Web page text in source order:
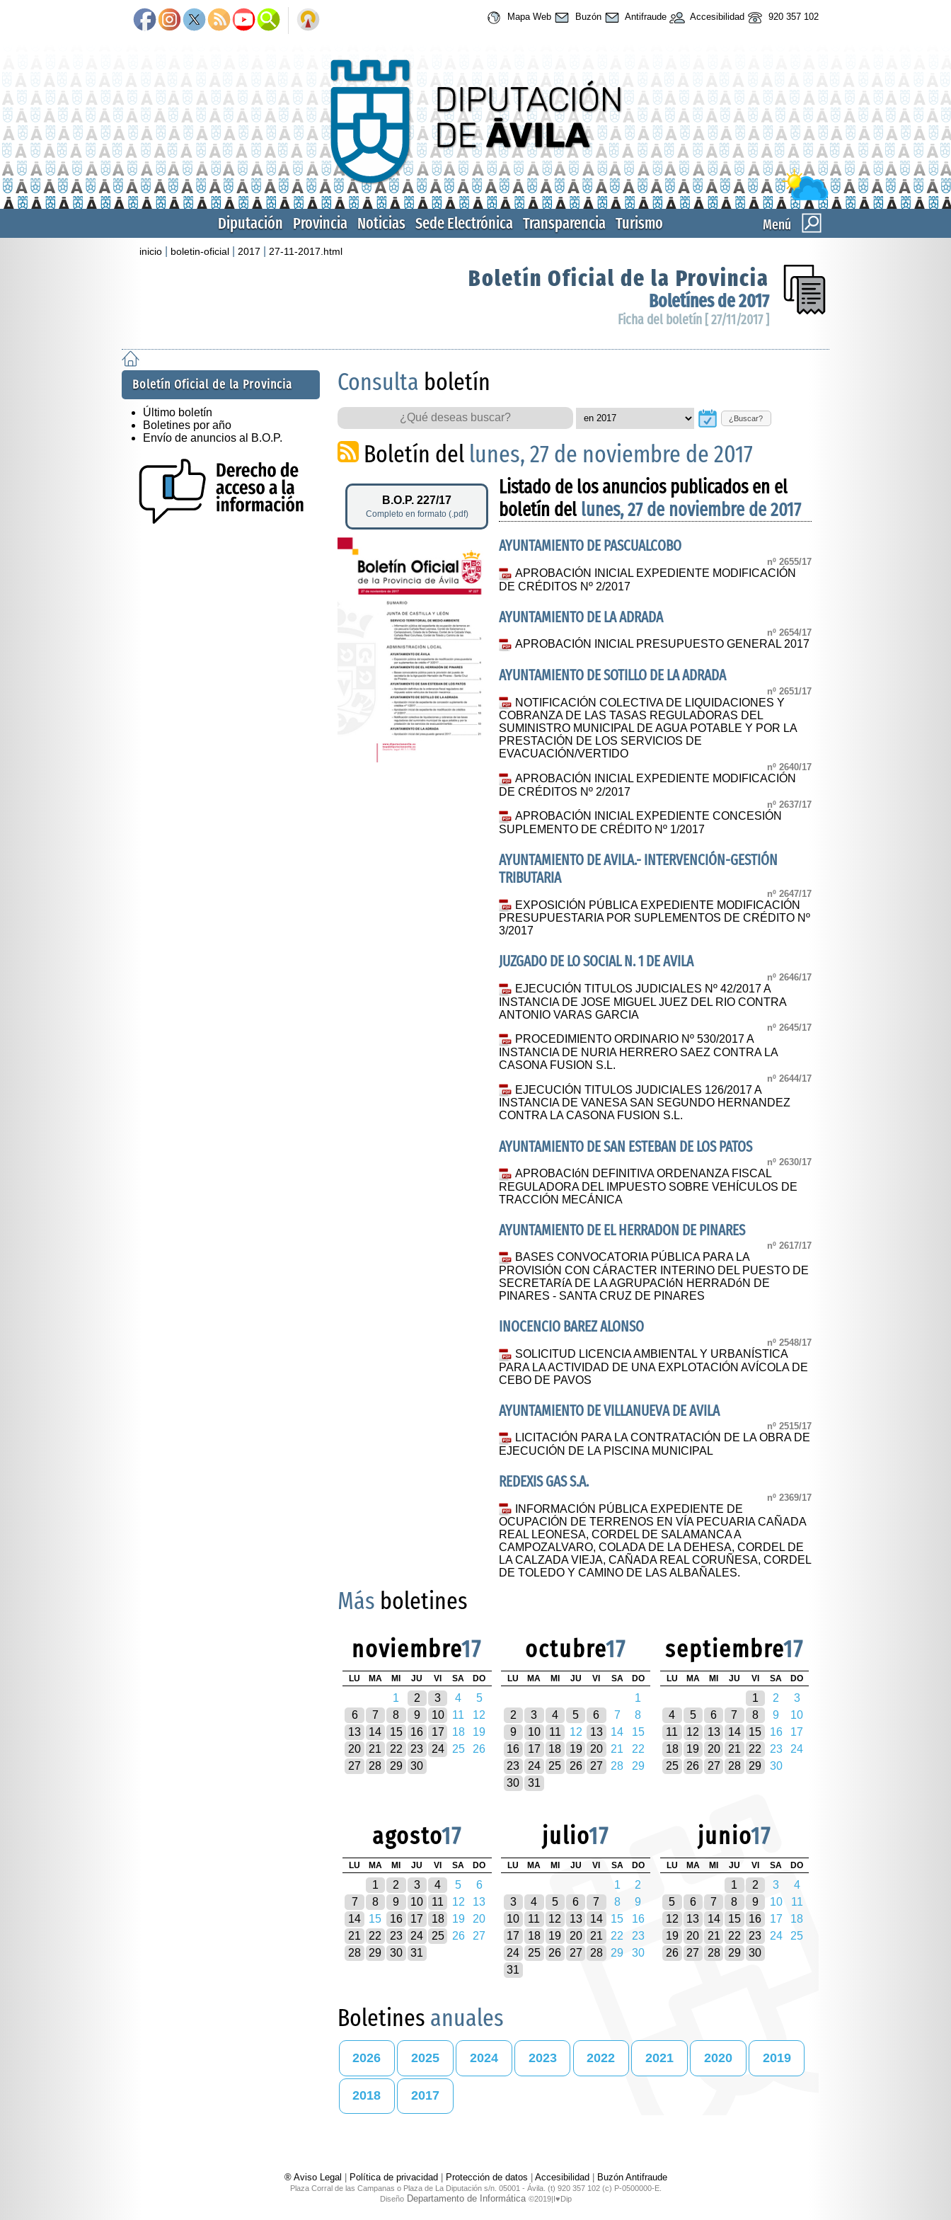
Mapa Web Buzón Antifraude Accesibilidad 920 357 102
Menú
Diputación Provincia Noticias Sede Electrónica Transparencia Turismo
inicio boletin-oficial 2017 27-11-2017.html
Boletín Oficial de la Provincia
Boletínes de 2017
Ficha del boletín [ 27/11/2017 ]
Boletín Oficial de la Provincia
Último boletín
Boletines por año
Envío de anuncios al B.O.P.
Consulta boletín
¿Buscar?
Boletín del lunes, 27 de noviembre de 2017
B.O.P. 227/17
Completo en formato (.pdf)
Listado de los anuncios publicados en el
boletín del lunes, 27 de noviembre de 2017
AYUNTAMIENTO DE PASCUALCOBO
nº 2655/17
APROBACIÓN INICIAL EXPEDIENTE MODIFICACIÓN
DE CRÉDITOS Nº 2/2017
AYUNTAMIENTO DE LA ADRADA
nº 2654/17
APROBACIÓN INICIAL PRESUPUESTO GENERAL 2017
AYUNTAMIENTO DE SOTILLO DE LA ADRADA
nº 2651/17
NOTIFICACIÓN COLECTIVA DE LIQUIDACIONES Y
COBRANZA DE LAS TASAS REGULADORAS DEL
SUMINISTRO MUNICIPAL DE AGUA POTABLE Y POR LA
PRESTACIÓN DE LOS SERVICIOS DE
EVACUACIÓN/VERTIDO
nº 2640/17
APROBACIÓN INICIAL EXPEDIENTE MODIFICACIÓN
DE CRÉDITOS Nº 2/2017
nº 2637/17
APROBACIÓN INICIAL EXPEDIENTE CONCESIÓN
SUPLEMENTO DE CRÉDITO Nº 1/2017
AYUNTAMIENTO DE AVILA.- INTERVENCIÓN-GESTIÓN
TRIBUTARIA
nº 2647/17
EXPOSICIÓN PÚBLICA EXPEDIENTE MODIFICACIÓN
PRESUPUESTARIA POR SUPLEMENTOS DE CRÉDITO Nº
3/2017
JUZGADO DE LO SOCIAL N. 1 DE AVILA
nº 2646/17
EJECUCIÓN TITULOS JUDICIALES Nº 42/2017 A
INSTANCIA DE JOSE MIGUEL JUEZ DEL RIO CONTRA
ANTONIO VARAS GARCIA
nº 2645/17
PROCEDIMIENTO ORDINARIO Nº 530/2017 A
INSTANCIA DE NURIA HERRERO SAEZ CONTRA LA
CASONA FUSION S.L.
nº 2644/17
EJECUCIÓN TITULOS JUDICIALES 126/2017 A
INSTANCIA DE VANESA SAN SEGUNDO HERNANDEZ
CONTRA LA CASONA FUSION S.L.
AYUNTAMIENTO DE SAN ESTEBAN DE LOS PATOS
nº 2630/17
APROBACIóN DEFINITIVA ORDENANZA FISCAL
REGULADORA DEL IMPUESTO SOBRE VEHÍCULOS DE
TRACCIÓN MECÁNICA
AYUNTAMIENTO DE EL HERRADON DE PINARES
nº 2617/17
BASES CONVOCATORIA PÚBLICA PARA LA
PROVISIÓN CON CÁRACTER INTERINO DEL PUESTO DE
SECRETARíA DE LA AGRUPACIóN HERRADóN DE
PINARES - SANTA CRUZ DE PINARES
INOCENCIO BAREZ ALONSO
nº 2548/17
SOLICITUD LICENCIA AMBIENTAL Y URBANÍSTICA
PARA LA ACTIVIDAD DE UNA EXPLOTACIÓN AVÍCOLA DE
CEBO DE PAVOS
AYUNTAMIENTO DE VILLANUEVA DE AVILA
nº 2515/17
LICITACIÓN PARA LA CONTRATACIÓN DE LA OBRA DE
EJECUCIÓN DE LA PISCINA MUNICIPAL
REDEXIS GAS S.A.
nº 2369/17
INFORMACIÓN PÚBLICA EXPEDIENTE DE
OCUPACIÓN DE TERRENOS EN VÍA PECUARIA CAÑADA
REAL LEONESA, CORDEL DE SALAMANCA A
CAMPOZALVARO, COLADA DE LA DEHESA, CORDEL DE
LA CALZADA VIEJA, CAÑADA REAL CORUÑESA, CORDEL
DE TOLEDO Y CAMINO DE LAS ALBAÑALES.
Más boletines
noviembre17
LU MA MI JU VI SA DO
1 2 3 4
5
6
7 8 9 10 11
12
13
14 15 16 17 18
19
20
21 22 23 24 25
26
27
28 29 30
octubre17
LU MA MI JU VI SA DO
1
2
3 4 5 6 7
8
9
10 11 12 13 14
15
16
17 18 19 20 21
22
23
24 25 26 27 28
29
30
31
septiembre17
LU MA MI JU VI SA DO
1 2
3
4
5 6 7 8 9
10
11
12 13 14 15 16
17
18
19 20 21 22 23
24
25
26 27 28 29 30
agosto17
LU MA MI JU VI SA DO
1 2 3 4 5
6
7
8 9 10 11 12
13
14
15 16 17 18 19
20
21
22 23 24 25 26
27
28
29 30 31
julio17
LU MA MI JU VI SA DO
1
2
3
4 5 6 7 8
9
10
11 12 13 14 15
16
17
18 19 20 21 22
23
24
25 26 27 28 29
30
31
junio17
LU MA MI JU VI SA DO
1 2 3
4
5
6 7 8 9 10
11
12
13 14 15 16 17
18
19
20 21 22 23 24
25
26
27 28 29 30
Boletines anuales
2026 2025 2024 2023 2022 2021 2020 2019
2018 2017
® Aviso Legal Política de privacidad Protección de datos Accesibilidad Buzón Antifraude
Plaza Corral de las Campanas o Plaza de La Diputación s/n. 05001 - Ávila. (t) 920 357 102 (c) P-0500000-E.
DiseñoDepartamento de Informática ©2019|I♥Dip